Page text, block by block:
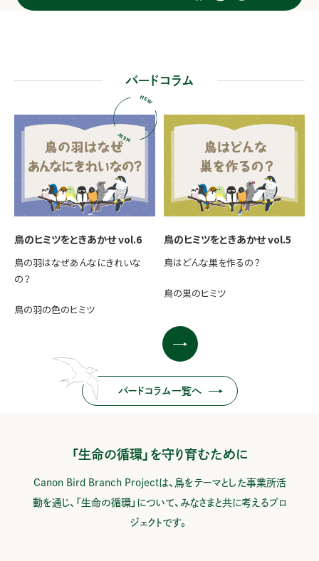
バードコラム
鳥のヒミツをときあかせ vol.6
鳥の羽はなぜあんなにきれいな
の？
鳥の羽の色のヒミツ
鳥のヒミツをときあかせ vol.5
鳥はどんな巣を作るの？
鳥の巣のヒミツ
バードコラム一覧へ
「生命の循環」を守り育むために
Canon Bird Branch Projectは、鳥をテーマとした事業所活
動を通じ、 「生命の循環」について、みなさまと共に考えるプロ
ジェクトです。